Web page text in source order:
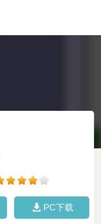
PC下载